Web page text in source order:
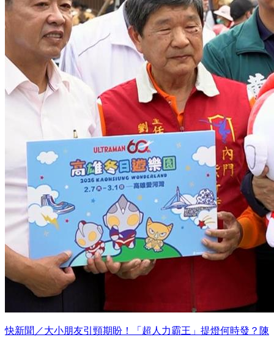
快新聞／大小朋友引頸期盼！「超人力霸王」提燈何時發？陳